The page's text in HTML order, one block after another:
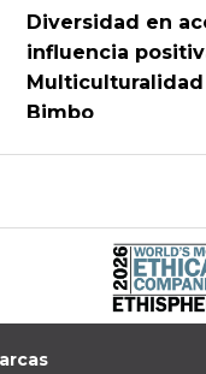
Diversidad en
influencia
Bimbo